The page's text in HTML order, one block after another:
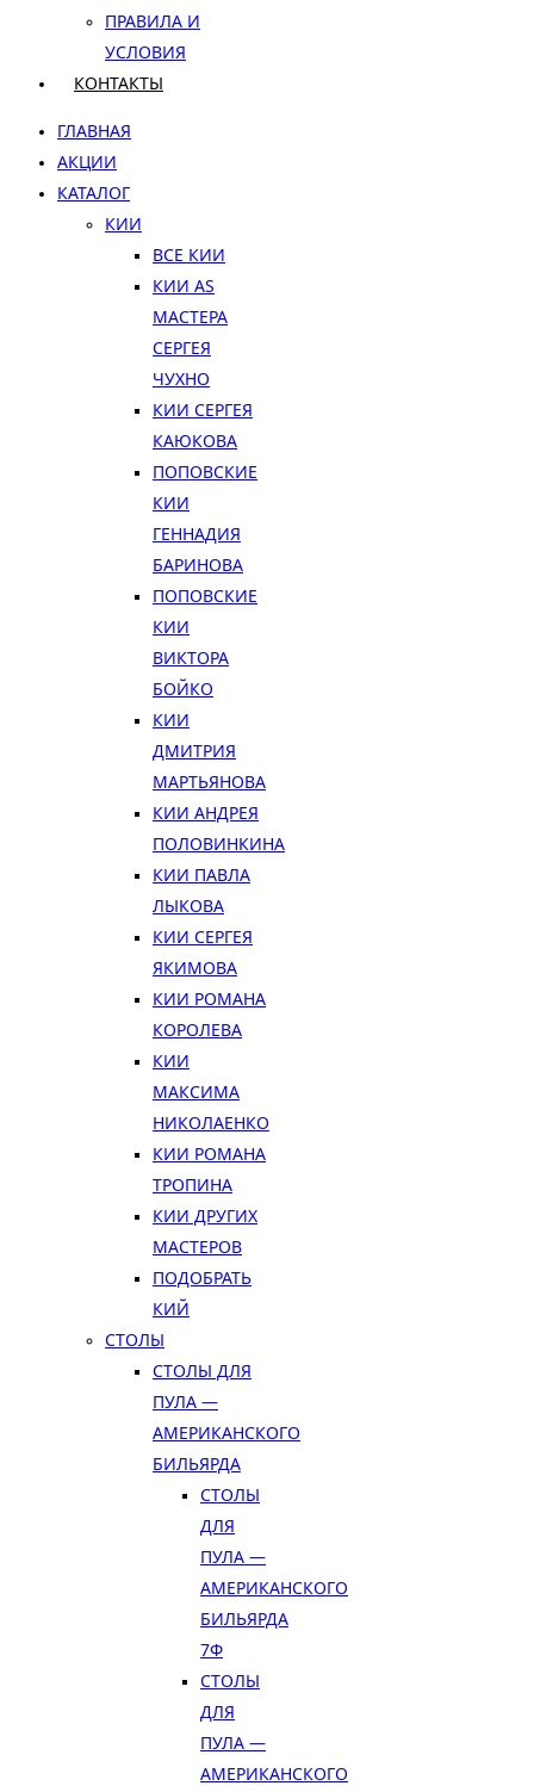
ПРАВИЛА И
УСЛОВИЯ
КОНТАКТЫ
ГЛАВНАЯ
АКЦИИ
КАТАЛОГ
КИИ
ВСЕ КИИ
КИИ AS
МАСТЕРА
СЕРГЕЯ
ЧУХНО
КИИ СЕРГЕЯ
КАЮКОВА
ПОПОВСКИЕ
КИИ
ГЕННАДИЯ
БАРИНОВА
ПОПОВСКИЕ
КИИ
ВИКТОРА
БОЙКО
КИИ
ДМИТРИЯ
МАРТЬЯНОВА
КИИ АНДРЕЯ
ПОЛОВИНКИНА
КИИ ПАВЛА
ЛЫКОВА
КИИ СЕРГЕЯ
ЯКИМОВА
КИИ РОМАНА
КОРОЛЕВА
КИИ
МАКСИМА
НИКОЛАЕНКО
КИИ РОМАНА
ТРОПИНА
КИИ ДРУГИХ
МАСТЕРОВ
ПОДОБРАТЬ
КИЙ
СТОЛЫ
СТОЛЫ ДЛЯ
ПУЛА —
АМЕРИКАНСКОГО
БИЛЬЯРДА
СТОЛЫ
ДЛЯ
ПУЛА —
АМЕРИКАНСКОГО
БИЛЬЯРДА
7Ф
СТОЛЫ
ДЛЯ
ПУЛА —
АМЕРИКАНСКОГО